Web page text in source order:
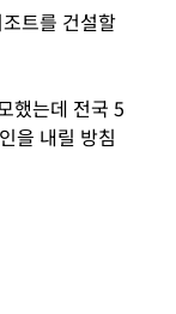
트를 건설할
했는데 전국 5
을 내릴 방침